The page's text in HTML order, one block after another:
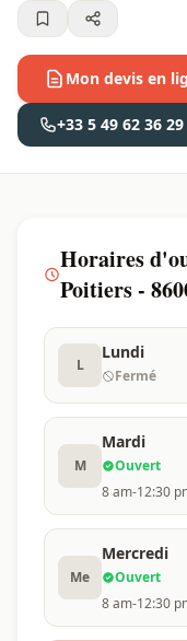
Mon devis en
+33 5 49 62 36 29
Horaires
Poitiers -
L
Lundi
Fermé
M
Mardi
Ouvert
8 am-12:30
Me
Mercredi
Ouvert
8 am-12:30